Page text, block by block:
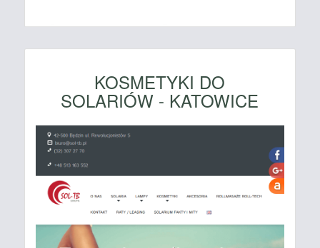
KOSMETYKI DO
SOLARIÓW - KATOWICE